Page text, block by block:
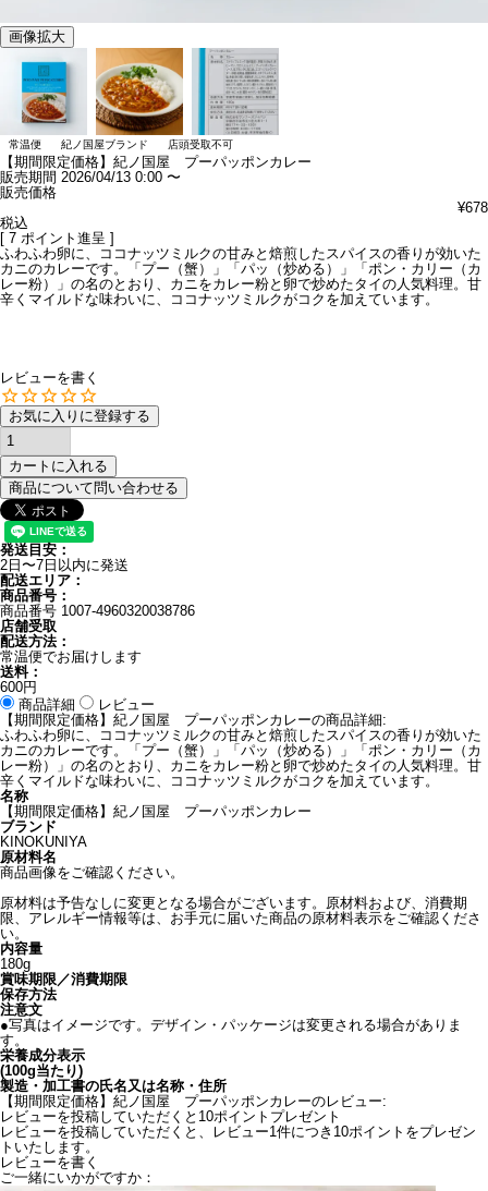
画像拡大
常温便 紀ノ国屋ブランド 店頭受取不可
【期間限定価格】紀ノ国屋 プーパッポンカレー
販売期間 2026/04/13 0:00 〜
販売価格
¥678
税込
[ 7 ポイント進呈 ]
ふわふわ卵に、ココナッツミルクの甘みと焙煎したスパイスの香りが効いた
カニのカレーです。「プー（蟹）」「パッ（炒める）」「ポン・カリー（カ
レー粉）」の名のとおり、カニをカレー粉と卵で炒めたタイの人気料理。甘
辛くマイルドな味わいに、ココナッツミルクがコクを加えています。
レビューを書く
お気に入りに登録する
カートに入れる
商品について問い合わせる
発送目安：
2日〜7日以内に発送
配送エリア：
商品番号：
商品番号 1007-4960320038786
店舗受取
配送方法：
常温便でお届けします
送料：
600円
商品詳細
レビュー
【期間限定価格】紀ノ国屋 プーパッポンカレーの商品詳細:
ふわふわ卵に、ココナッツミルクの甘みと焙煎したスパイスの香りが効いた
カニのカレーです。「プー（蟹）」「パッ（炒める）」「ポン・カリー（カ
レー粉）」の名のとおり、カニをカレー粉と卵で炒めたタイの人気料理。甘
辛くマイルドな味わいに、ココナッツミルクがコクを加えています。
名称
【期間限定価格】紀ノ国屋 プーパッポンカレー
ブランド
KINOKUNIYA
原材料名
商品画像をご確認ください。
原材料は予告なしに変更となる場合がございます。原材料および、消費期
限、アレルギー情報等は、お手元に届いた商品の原材料表示をご確認くださ
い。
内容量
180g
賞味期限／消費期限
保存方法
注意文
●写真はイメージです。デザイン・パッケージは変更される場合がありま
す。
栄養成分表示
(100g当たり)
製造・加工書の氏名又は名称・住所
【期間限定価格】紀ノ国屋 プーパッポンカレーのレビュー:
レビューを投稿していただくと10ポイントプレゼント
レビューを投稿していただくと、レビュー1件につき10ポイントをプレゼン
トいたします。
レビューを書く
ご一緒にいかがですか：